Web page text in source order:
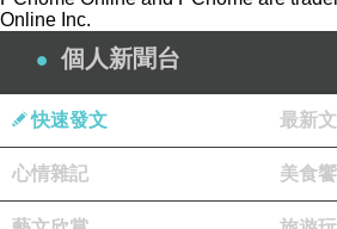
Online Inc.
個人新聞台
快速發文 最新
心情雜記 美食